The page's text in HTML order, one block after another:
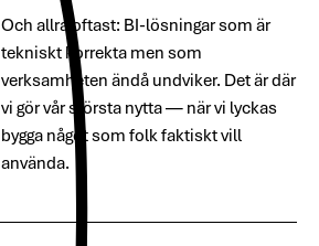
Och allra oftast: BI-lösningar som är
tekniskt korrekta men som
verksamheten ändå undviker. Det är där
vi gör vår största nytta — när vi lyckas
bygga något som folk faktiskt vill
använda.